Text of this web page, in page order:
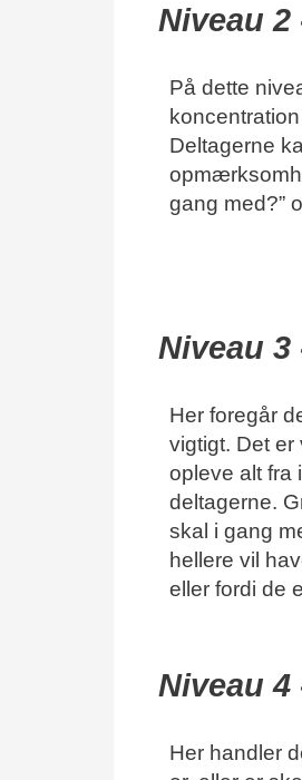
Niveau
På dette
Deltagerne
gang med?”
Niveau
Her foregår
vigtigt. Det
opleve alt fra
deltagerne.
skal i gang
hellere vil
eller fordi de
Niveau
Her handler